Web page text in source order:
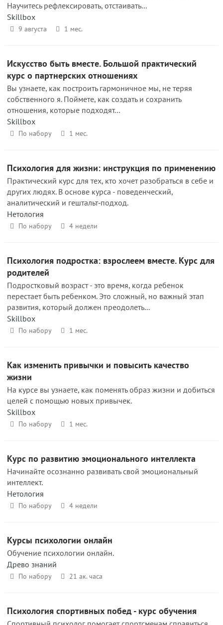
Научитесь рефлексировать, отстаивать...
Skillbox
9 августа 1 мес.
Искусство быть вместе. Большой практический
курс о партнерских отношениях
Вы узнаете, как построить гармоничное мы, не теряя
собственного я. Поймете, как создать и сохранить
отношения, которые подходят...
Skillbox
По набору 1 мес.
Психология для жизни: инструкция по применению
Практический курс для тех, кто хочет разобраться в себе и
других людях. В основе курса - поведенческий,
аналитический и гештальт‑подход.
Нетология
По набору 4 недели
Психология подростка: взрослеем вместе. Курс для
родителей
Подростковый возраст - это время, когда ребенок
перестает быть ребенком. Это сложный, но важный этап
развития, который должен преодолеть...
Skillbox
По набору 1 мес.
Как изменить привычки и повысить качество
жизни
На курсе вы узнаете, как поменять образ жизни и добиться
целей с помощью новых привычек.
Skillbox
По набору 1 мес.
Курс по развитию эмоционального интеллекта
Начинайте осознанно развивать свой эмоциональный
интеллект.
Нетология
По набору 4 недели
Курсы психологии онлайн
Обучение психологии онлайн.
Древо знаний
По набору 21 ак. часа
Психология спортивных побед - курс обучения